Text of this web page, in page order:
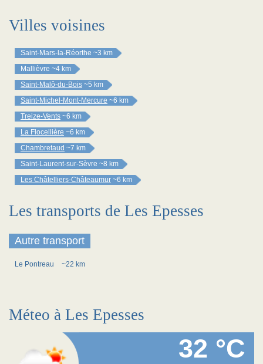
Villes voisines
Saint-Mars-la-Réorthe ~3 km
Mallièvre ~4 km
Saint-Malô-du-Bois ~5 km
Saint-Michel-Mont-Mercure ~6 km
Treize-Vents ~6 km
La Flocellière ~6 km
Chambretaud ~7 km
Saint-Laurent-sur-Sèvre ~8 km
Les Châtelliers-Châteaumur ~6 km
Les transports de Les Epesses
Autre transport
Le Pontreau ~22 km
Méteo à Les Epesses
32 °C